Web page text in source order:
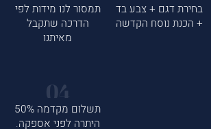
בחירת דגם + צבע בד
+ הכנת נוסח הקדשה
תמסור לנו מידות לפי
הדרכה שתקבל
מאיתנו
תשלום מקדמה 50%
היתרה לפני אספקה.